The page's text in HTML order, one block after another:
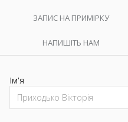
ЗАПИС НА ПРИМІРКУ
НАПИШІТЬ НАМ
Ім'я